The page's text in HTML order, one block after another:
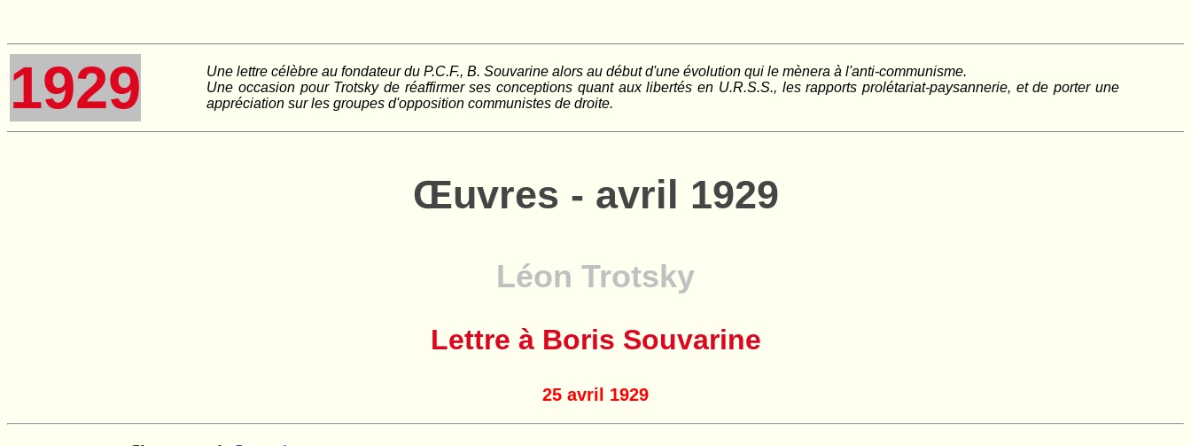
1929
Une lettre célèbre au fondateur du P.C.F., B. Souvarine alors au début d'une évolution qui le mènera à l'anti-communisme.
Une occasion pour Trotsky de réaffirmer ses conceptions quant aux libertés en U.R.S.S., les rapports prolétariat-paysannerie, et de porter une
appréciation sur les groupes d'opposition communistes de droite.
Œuvres - avril 1929
Léon Trotsky
Lettre à Boris Souvarine
25 avril 1929